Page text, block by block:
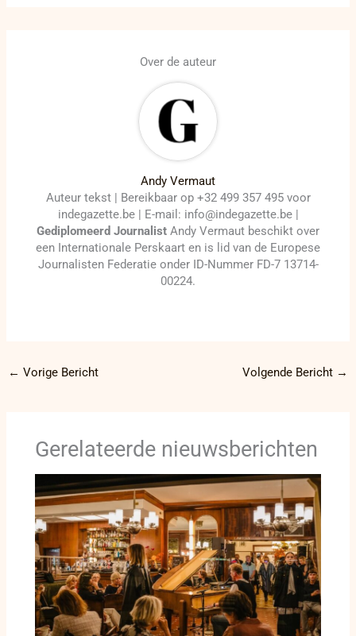
Over de auteur
Andy Vermaut
Auteur tekst | Bereikbaar op +32 499 357 495 voor
indegazette.be | E-mail: info@indegazette.be |
Gediplomeerd Journalist Andy Vermaut beschikt over
een Internationale Perskaart en is lid van de Europese
Journalisten Federatie onder ID-Nummer FD-7 13714-
00224.
← Vorige Bericht Volgende Bericht →
Gerelateerde nieuwsberichten